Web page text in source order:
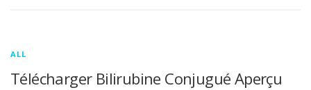
ALL
Télécharger Bilirubine Conjugué Aperçu